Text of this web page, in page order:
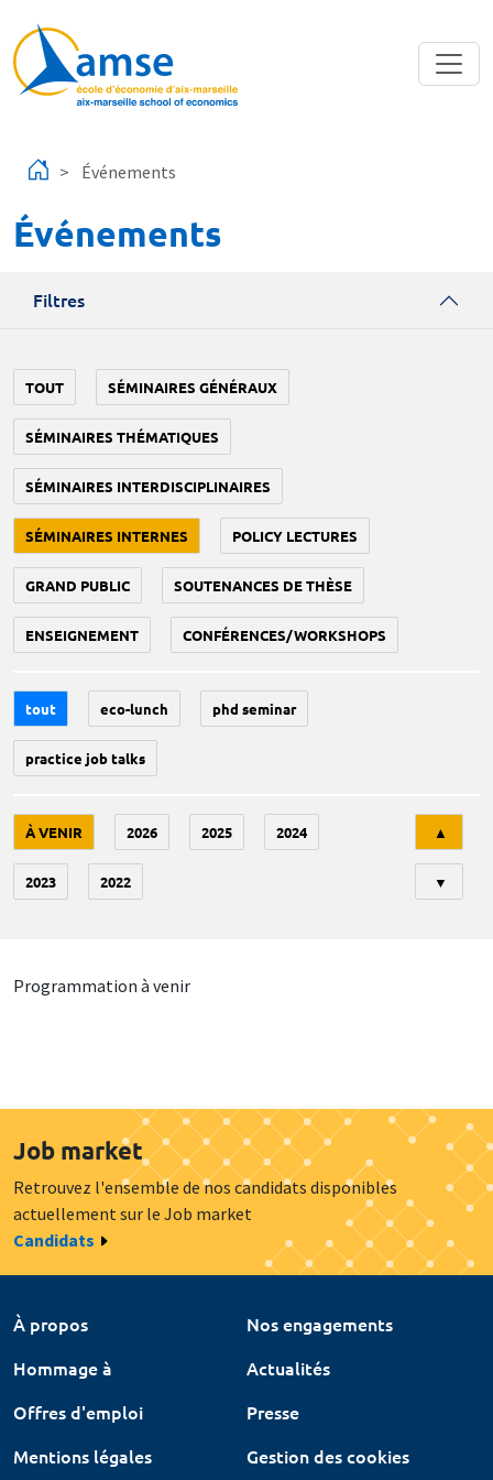
Événements
Événements
Filtres
TOUT SÉMINAIRES GÉNÉRAUX
SÉMINAIRES THÉMATIQUES
SÉMINAIRES INTERDISCIPLINAIRES
SÉMINAIRES INTERNES POLICY LECTURES
GRAND PUBLIC SOUTENANCES DE THÈSE
ENSEIGNEMENT CONFÉRENCES/WORKSHOPS
tout eco-lunch phd seminar
practice job talks
À VENIR 2026 2025 2024
2023 2022
▲
▼
Programmation à venir
Job market
Retrouvez l'ensemble de nos candidats disponibles
actuellement sur le Job market
Candidats
À propos
Nos engagements
Hommage à
Actualités
Offres d'emploi
Presse
Mentions légales
Gestion des cookies